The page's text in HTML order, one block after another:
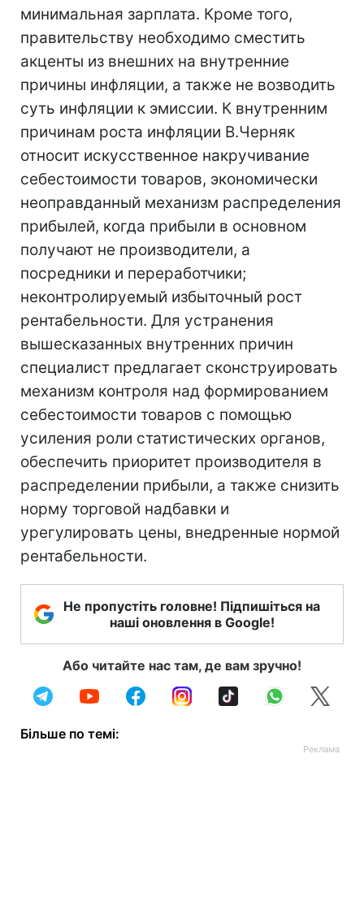
минимальная зарплата. Кроме того,
правительству необходимо сместить
акценты из внешних на внутренние
причины инфляции, а также не возводить
суть инфляции к эмиссии. К внутренним
причинам роста инфляции В.Черняк
относит искусственное накручивание
себестоимости товаров, экономически
неоправданный механизм распределения
прибылей, когда прибыли в основном
получают не производители, а
посредники и переработчики;
неконтролируемый избыточный рост
рентабельности. Для устранения
вышесказанных внутренних причин
специалист предлагает сконструировать
механизм контроля над формированием
себестоимости товаров с помощью
усиления роли статистических органов,
обеспечить приоритет производителя в
распределении прибыли, а также снизить
норму торговой надбавки и
урегулировать цены, внедренные нормой
рентабельности.
Не пропустіть головне! Підпишіться на
наші оновлення в Google!
Або читайте нас там, де вам зручно!
Більше по темі: